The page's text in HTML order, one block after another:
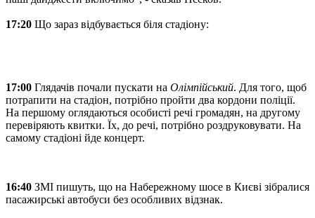
17:20 Що зараз відбувається біля стадіону:
17:00 Глядачів почали пускати на Олімпійський. Для того, щоб
потрапити на стадіон, потрібно пройти два кордони поліції.
На першому оглядаються особисті речі громадян, на другому
перевіряють квитки. Їх, до речі, потрібно роздруковувати. На
самому стадіоні йде концерт.
16:40 ЗМІ пишуть, що на Набережному шосе в Києві зібралися
пасажирські автобуси без особливих відзнак.